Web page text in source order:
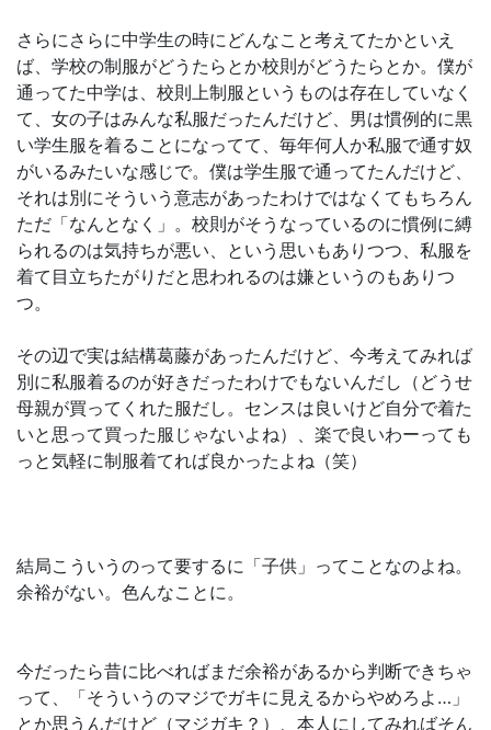
さらにさらに中学生の時にどんなこと考えてたかといえ
ば、学校の制服がどうたらとか校則がどうたらとか。僕が
通ってた中学は、校則上制服というものは存在していなく
て、女の子はみんな私服だったんだけど、男は慣例的に黒
い学生服を着ることになってて、毎年何人か私服で通す奴
がいるみたいな感じで。僕は学生服で通ってたんだけど、
それは別にそういう意志があったわけではなくてもちろん
ただ「なんとなく」。校則がそうなっているのに慣例に縛
られるのは気持ちが悪い、という思いもありつつ、私服を
着て目立ちたがりだと思われるのは嫌というのもありつ
つ。
その辺で実は結構葛藤があったんだけど、今考えてみれば
別に私服着るのが好きだったわけでもないんだし（どうせ
母親が買ってくれた服だし。センスは良いけど自分で着た
いと思って買った服じゃないよね）、楽で良いわーっても
っと気軽に制服着てれば良かったよね（笑）
結局こういうのって要するに「子供」ってことなのよね。
余裕がない。色んなことに。
今だったら昔に比べればまだ余裕があるから判断できちゃ
って、「そういうのマジでガキに見えるからやめろよ…」
とか思うんだけど（マジガキ？）、本人にしてみればそん